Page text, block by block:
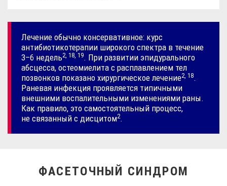
Лечение обычно консервативное: курс
антибиотикотерапии широкого спектра в течение
3–6 недель2, 18, 19. При развитии эпидурального
абсцесса, остеомиелита с расплавлением тел
позвонков показано хирургическое лечение2, 18.
Раневая инфекция проявляется типичными
внешними воспалительными изменениями раны.
Как правило, это самостоятельный процесс,
не связанный с дисцитом2.
ФАСЕТОЧНЫЙ СИНДРОМ